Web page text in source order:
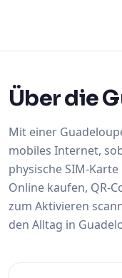
Über die
Mit einer
mobiles Internet,
physische SIM-
Online kaufen, QR-
zum Aktivieren
den Alltag in